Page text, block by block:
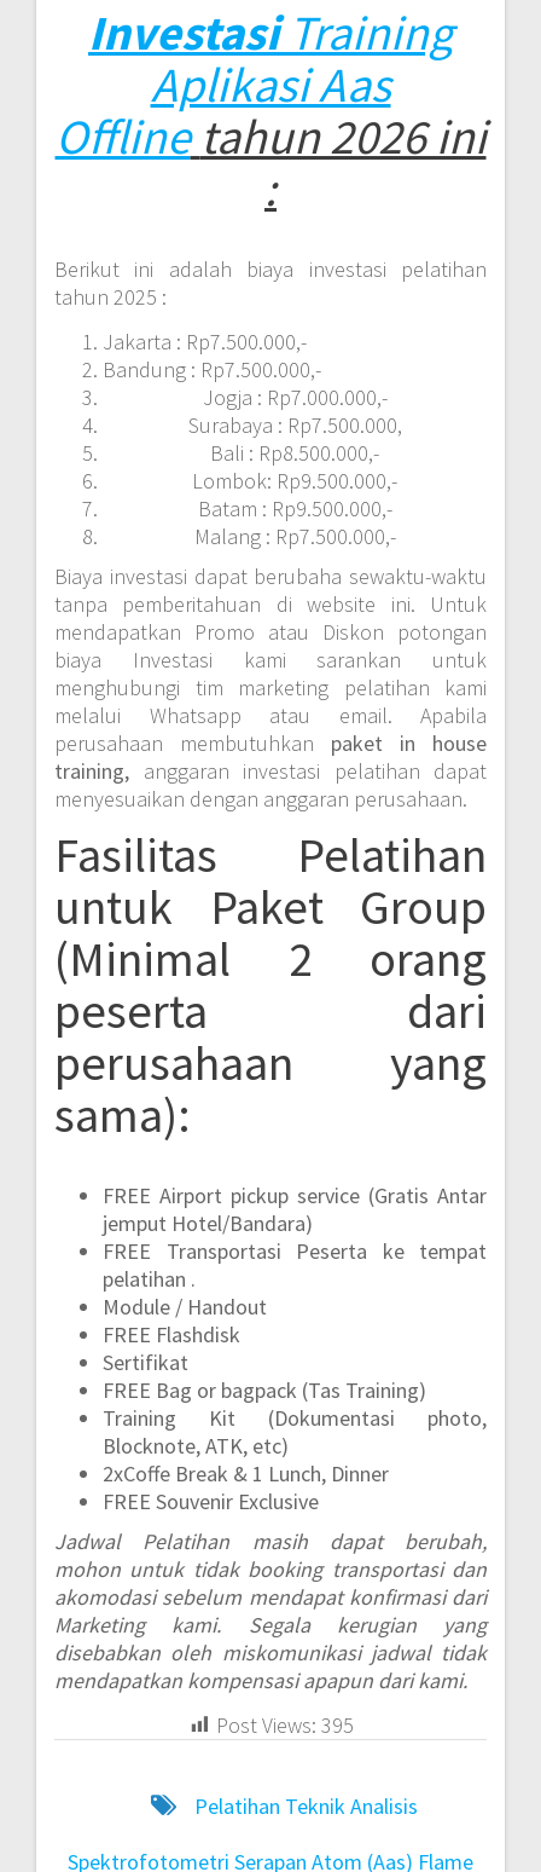
Investasi Training
Aplikasi Aas
Offline tahun 2026 ini
:
Berikut ini adalah biaya investasi pelatihan
tahun 2025 :
Jakarta : Rp7.500.000,-
Bandung : Rp7.500.000,-
Jogja : Rp7.000.000,-
Surabaya : Rp7.500.000,
Bali : Rp8.500.000,-
Lombok: Rp9.500.000,-
Batam : Rp9.500.000,-
Malang : Rp7.500.000,-
Biaya investasi dapat berubaha sewaktu-waktu
tanpa pemberitahuan di website ini. Untuk
mendapatkan Promo atau Diskon potongan
biaya Investasi kami sarankan untuk
menghubungi tim marketing pelatihan kami
melalui Whatsapp atau email. Apabila
perusahaan membutuhkan paket in house
training, anggaran investasi pelatihan dapat
menyesuaikan dengan anggaran perusahaan.
Fasilitas Pelatihan
untuk Paket Group
(Minimal 2 orang
peserta dari
perusahaan yang
sama):
FREE Airport pickup service (Gratis Antar
jemput Hotel/Bandara)
FREE Transportasi Peserta ke tempat
pelatihan .
Module / Handout
FREE Flashdisk
Sertifikat
FREE Bag or bagpack (Tas Training)
Training Kit (Dokumentasi photo,
Blocknote, ATK, etc)
2xCoffe Break & 1 Lunch, Dinner
FREE Souvenir Exclusive
Jadwal Pelatihan masih dapat berubah,
mohon untuk tidak booking transportasi dan
akomodasi sebelum mendapat konfirmasi dari
Marketing kami. Segala kerugian yang
disebabkan oleh miskomunikasi jadwal tidak
mendapatkan kompensasi apapun dari kami.
Post Views: 395
Pelatihan Teknik Analisis
Spektrofotometri Serapan Atom (Aas) Flame